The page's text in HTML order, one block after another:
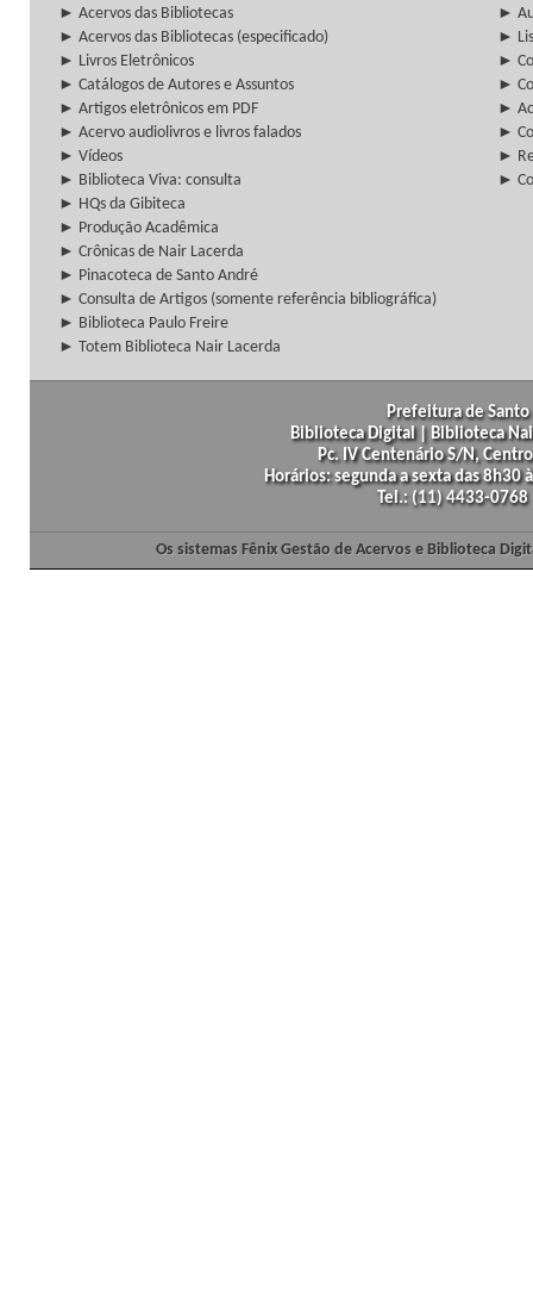
► Acervos das Bibliotecas
►
► Acervos das Bibliotecas (especificado)
►
► Livros Eletrônicos
►
► Catálogos de Autores e Assuntos
►
► Artigos eletrônicos em PDF
►
► Acervo audiolivros e livros falados
►
► Vídeos
►
► Biblioteca Viva: consulta
►
► HQs da Gibiteca
► Produção Acadêmica
► Crônicas de Nair Lacerda
► Pinacoteca de Santo André
► Consulta de Artigos (somente referência bibliográfica)
► Biblioteca Paulo Freire
► Totem Biblioteca Nair Lacerda
Prefeitura de
Biblioteca Digital | Biblioteca
Pc. IV Centenário S/N,
Horários: segunda a sexta das
Tel.: (11) 4433-
Os sistemas Fênix Gestão de Acervos e Biblioteca